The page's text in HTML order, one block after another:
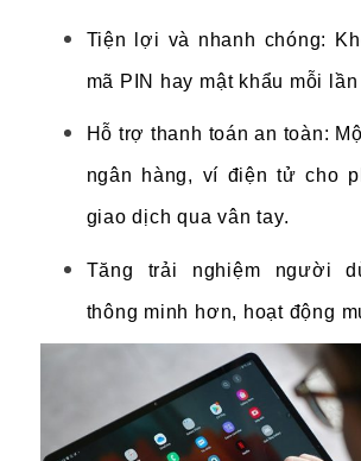
Tiện lợi và nhanh chóng:
mã PIN hay mật khẩu mỗi
Hỗ trợ thanh toán an toàn:
ngân hàng, ví điện tử cho
giao dịch qua vân tay.
Tăng trải nghiệm người
thông minh hơn, hoạt động